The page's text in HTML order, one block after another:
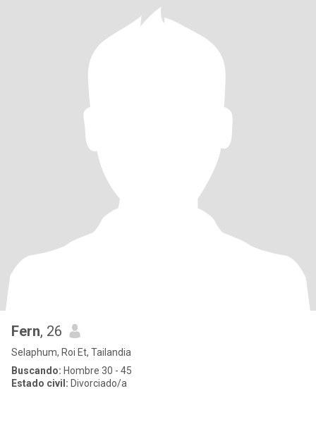
Fern, 26
Selaphum, Roi Et, Tailandia
Buscando: Hombre 30 - 45
Estado civil: Divorciado/a